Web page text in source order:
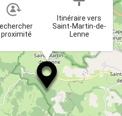
proximité
Itinéraire vers
Saint-Martin-de-
Lenne